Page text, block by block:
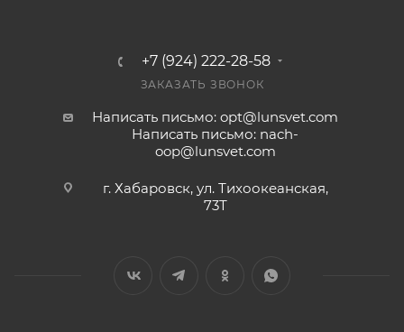
+7 (924) 222-28-58
ЗАКАЗАТЬ ЗВОНОК
Написать письмо: opt@lunsvet.com
Написать письмо: nach-
oop@lunsvet.com
г. Хабаровск, ул. Тихоокеанская,
73Т